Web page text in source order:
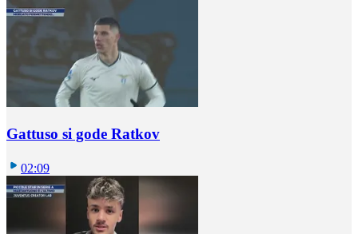
Gattuso si gode Ratkov
02:09